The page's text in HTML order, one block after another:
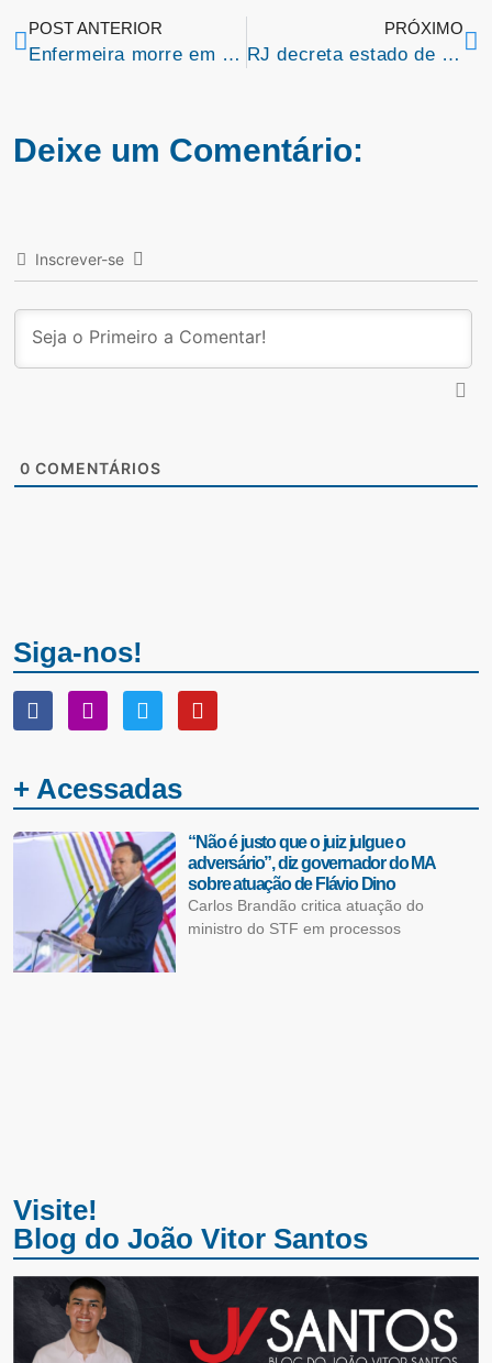
POST ANTERIOR
Enfermeira morre em grave acidente na BR-316 na cidade de Caxias
PRÓXIMO
RJ decreta estado de emergência por causa de gripe aviária
Deixe um Comentário:
Inscrever-se
0 COMENTÁRIOS
Siga-nos!
+ Acessadas
“Não é justo que o juiz julgue o
adversário”, diz governador do MA
sobre atuação de Flávio Dino
Carlos Brandão critica atuação do
ministro do STF em processos
Visite!
Blog do João Vitor Santos